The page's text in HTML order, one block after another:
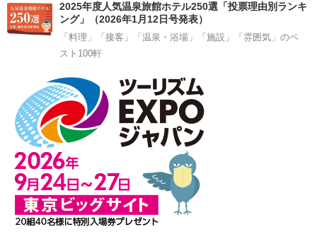
2025年度人気温泉旅館ホテル250選「投票理由別ランキ
ング」（2026年1月12日号発表）
「料理」「接客」「温泉・浴場」「施設」「雰囲気」のベ
スト100軒